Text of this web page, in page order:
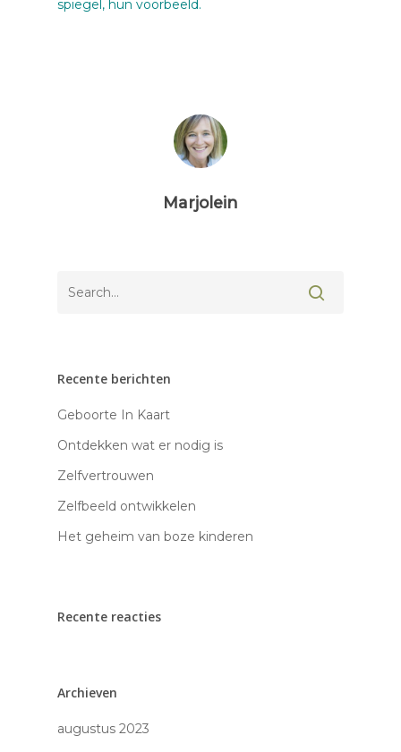
spiegel, hun voorbeeld.
Marjolein
Recente berichten
Geboorte In Kaart
Ontdekken wat er nodig is
Zelfvertrouwen
Zelfbeeld ontwikkelen
Het geheim van boze kinderen
Recente reacties
Archieven
augustus 2023